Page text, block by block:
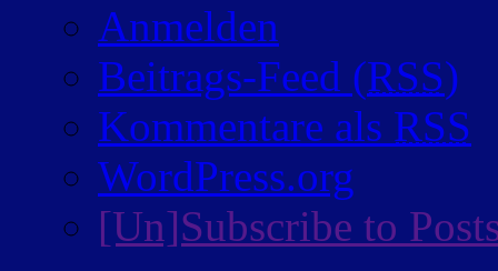
Anmelden
Beitrags-Feed (RSS)
Kommentare als RSS
WordPress.org
[Un]Subscribe to